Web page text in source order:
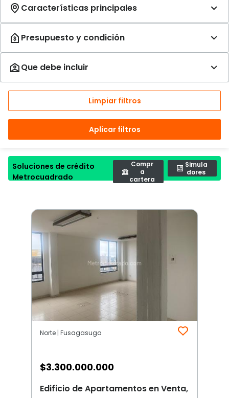
Limpiar filtros
Aplicar filtros
Soluciones de crédito
Metrocuadrado
Compr
a
cartera
Simula
dores
Norte | Fusagasuga
$3.300.000.000
Edificio de Apartamentos en Venta,